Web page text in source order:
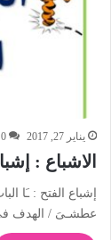
يناير 27, 2017 0
الاشباع :
إشباع الفتح : ـَﺎ
عطشـىَ / الهدف